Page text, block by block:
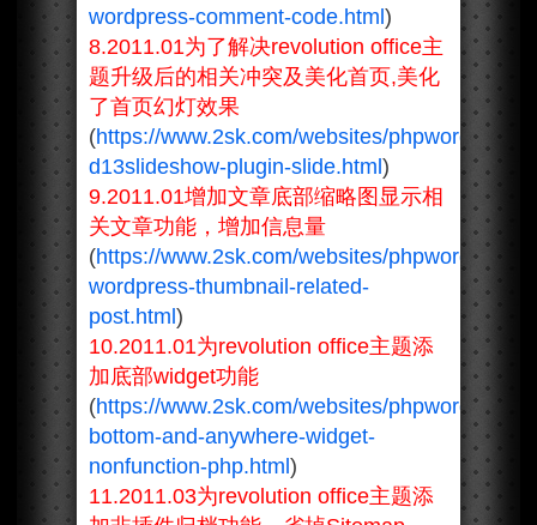
wordpress-comment-code.html )
8.2011.01为了解决revolution office主
题升级后的相关冲突及美化首页,美化
了首页幻灯效果
(https://www.2sk.com/websites/phpwordpress/
d13slideshow-plugin-slide.html )
9.2011.01增加文章底部缩略图显示相
关文章功能，增加信息量
(https://www.2sk.com/websites/phpwordpress/
wordpress-thumbnail-related-
post.html )
10.2011.01为revolution office主题添
加底部widget功能
(https://www.2sk.com/websites/phpwordpress/
bottom-and-anywhere-widget-
nonfunction-php.html )
11.2011.03为revolution office主题添